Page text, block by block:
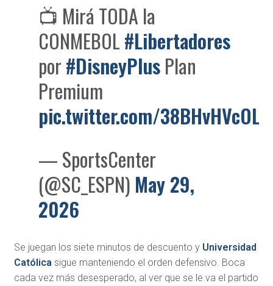
📺 Mirá TODA la
CONMEBOL#Libertadores
por#DisneyPlusPlan
Premium
pic.twitter.com/38BHvHVcOL
— SportsCenter
(@SC_ESPN) May 29,
2026
Se juegan los siete minutos de descuento y Universidad
Católicasigue manteniendo el orden defensivo. Boca
cada vez más desesperado, al ver que se le va el partido